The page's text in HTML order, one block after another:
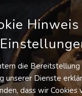
die Bereitstellung
unserer Dienste
dass wir Cookies